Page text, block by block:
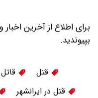
برای اطلاع از آخرین
بپیوندید.
قتل قاتل
قتل در ایرانشهر